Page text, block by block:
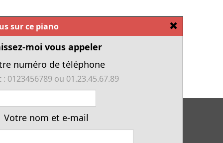
sur ce piano
moi vous appeler
numéro de téléphone
0123456789 ou 01.23.45.67.89
Votre nom et e-mail
Tous nos pianos d'occasion